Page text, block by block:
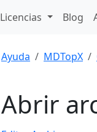
Licencias Blog
Ayuda MDTopX
Abrir